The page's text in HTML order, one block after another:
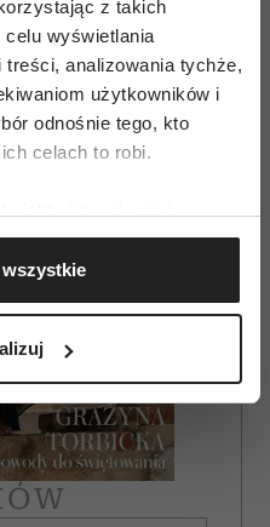
z takich
wyświetlania
analizowania tychże,
użytkowników i
odnośnie tego, kto
celach to robi.
Twojej lokalizacji
nawet do kilku metrów
aktywnie
odcisk palca)
własne preferencje w
plików cookie możesz
w dowolnej chwili.